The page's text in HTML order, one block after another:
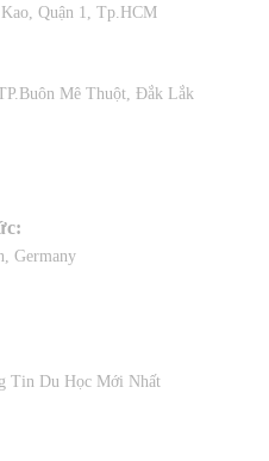
Quận 1, Tp.HCM
Mê Thuột, Đắk Lắk
Germany
Tin Du Học Mới Nhất